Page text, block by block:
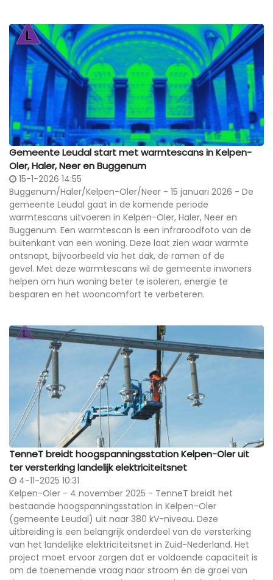
Gemeente Leudal start met warmtescans in Kelpen-
Oler, Haler, Neer en Buggenum
15-1-2026 14:55
Buggenum/Haler/Kelpen-Oler/Neer - 15 januari 2026 - De
gemeente Leudal gaat in de komende periode
warmtescans uitvoeren in Kelpen-Oler, Haler, Neer en
Buggenum. Een warmtescan is een infraroodfoto van de
buitenkant van een woning. Deze laat zien waar warmte
ontsnapt, bijvoorbeeld via het dak, de ramen of de
gevel. Met deze warmtescans wil de gemeente inwoners
helpen om hun woning beter te isoleren, energie te
besparen en het wooncomfort te verbeteren.
TenneT breidt hoogspanningsstation Kelpen-Oler uit
ter versterking landelijk elektriciteitsnet
4-11-2025 10:31
Kelpen-Oler - 4 november 2025 - TenneT breidt het
bestaande hoogspanningsstation in Kelpen-Oler
(gemeente Leudal) uit naar 380 kV-niveau. Deze
uitbreiding is een belangrijk onderdeel van de versterking
van het landelijke elektriciteitsnet in Zuid-Nederland. Het
project moet ervoor zorgen dat er voldoende capaciteit is
om de toenemende vraag naar stroom én de groei van